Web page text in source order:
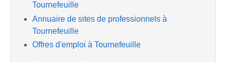
Tournefeuille
Annuaire de sites de professionnels à
Tournefeuille
Offres d'emploi à Tournefeuille